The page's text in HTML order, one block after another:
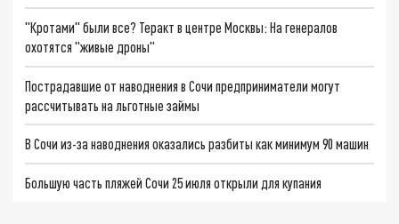
"Кротами" были все? Теракт в центре Москвы: На генералов
охотятся "живые дроны"
Пострадавшие от наводнения в Сочи предприниматели могут
рассчитывать на льготные займы
В Сочи из-за наводнения оказались разбиты как минимум 90 машин
Большую часть пляжей Сочи 25 июля открыли для купания